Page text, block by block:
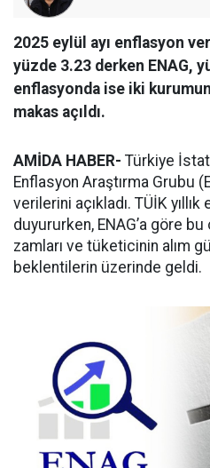
2025 eylül ayı enflasyon
yüzde 3.23 derken ENAG,
enflasyonda ise iki
makas açıldı.
AMİDA HABER- Türkiye
Enflasyon Araştırma Grubu
verilerini açıkladı. TÜİK
duyururken, ENAG’a göre
zamları ve tüketicinin alım
beklentilerin üzerinde geldi.